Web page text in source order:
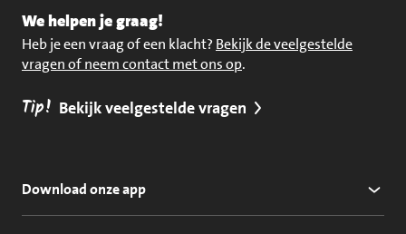
We helpen je graag!
Heb je een vraag of een klacht? Bekijk de veelgestelde
vragen of neem contact met ons op.
Tip! Bekijk veelgestelde vragen
Download onze app